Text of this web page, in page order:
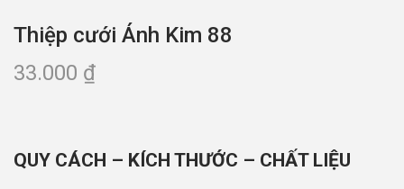
Thiệp cưới Ánh Kim 88
33.000 ₫
QUY CÁCH – KÍCH THƯỚC – CHẤT LIỆU